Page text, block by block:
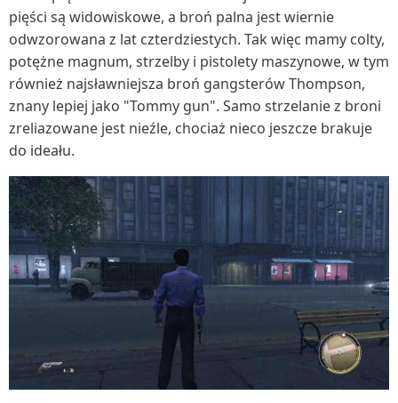
pięści są widowiskowe, a broń palna jest wiernie
odwzorowana z lat czterdziestych. Tak więc mamy colty,
potężne magnum, strzelby i pistolety maszynowe, w tym
również najsławniejsza broń gangsterów Thompson,
znany lepiej jako "Tommy gun". Samo strzelanie z broni
zreliazowane jest nieźle, chociaż nieco jeszcze brakuje
do ideału.